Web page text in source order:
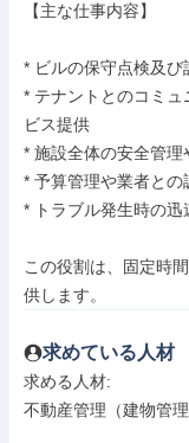
【主な仕事内容】
* ビルの保守点検及
* テナントとのコミ
ビス提供
* 施設全体の安全管
* 予算管理や業者との
* トラブル発生時の迅
この役割は、固定時
供します。
求めている人材
求める人材:
不動産管理（建物管